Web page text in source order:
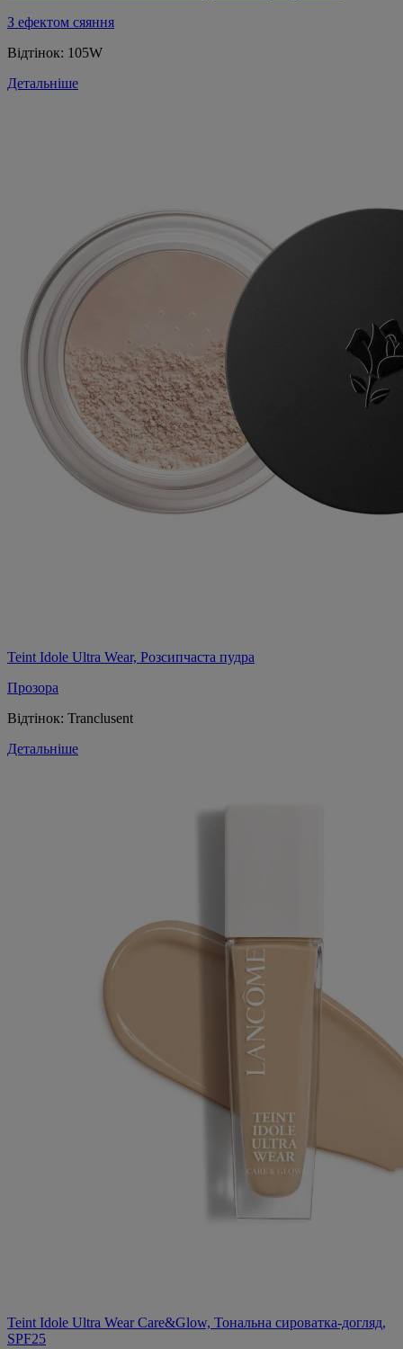
З ефектом сяяння
Відтінок: 105W
Детальніше
Teint Idole Ultra Wear, Розсипчаста пудра
Прозора
Відтінок: Tranclusent
Детальніше
Teint Idole Ultra Wear Care&Glow, Тональна сироватка-догляд,
SPF25